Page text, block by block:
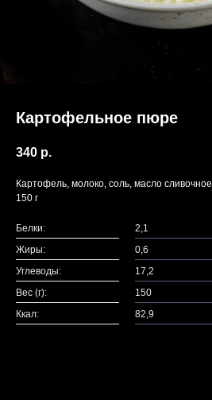
Картофельное пюре
340 р.
Картофель, молоко, соль, масло сливочное
150 г
Белки:
2,1
Жиры:
0,6
Углеводы:
17,2
Вес (г):
150
Ккал:
82,9